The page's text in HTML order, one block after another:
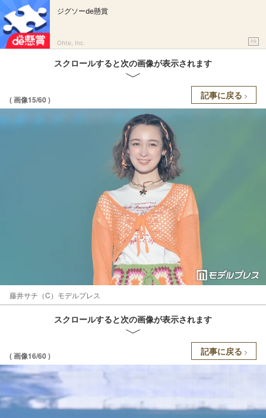
ジグソーde懸賞
Ohte, Inc. PR
スクロールすると次の画像が表示されます
( 画像15/60 ) 記事に戻る
藤井サチ（C）モデルプレス
スクロールすると次の画像が表示されます
( 画像16/60 ) 記事に戻る